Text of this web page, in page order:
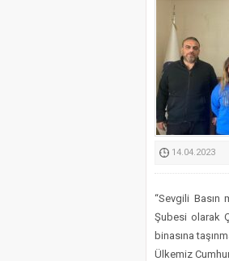
14.04.2023
“Sevgili Basın
Şubesi olarak
binasına
​Ülkemiz